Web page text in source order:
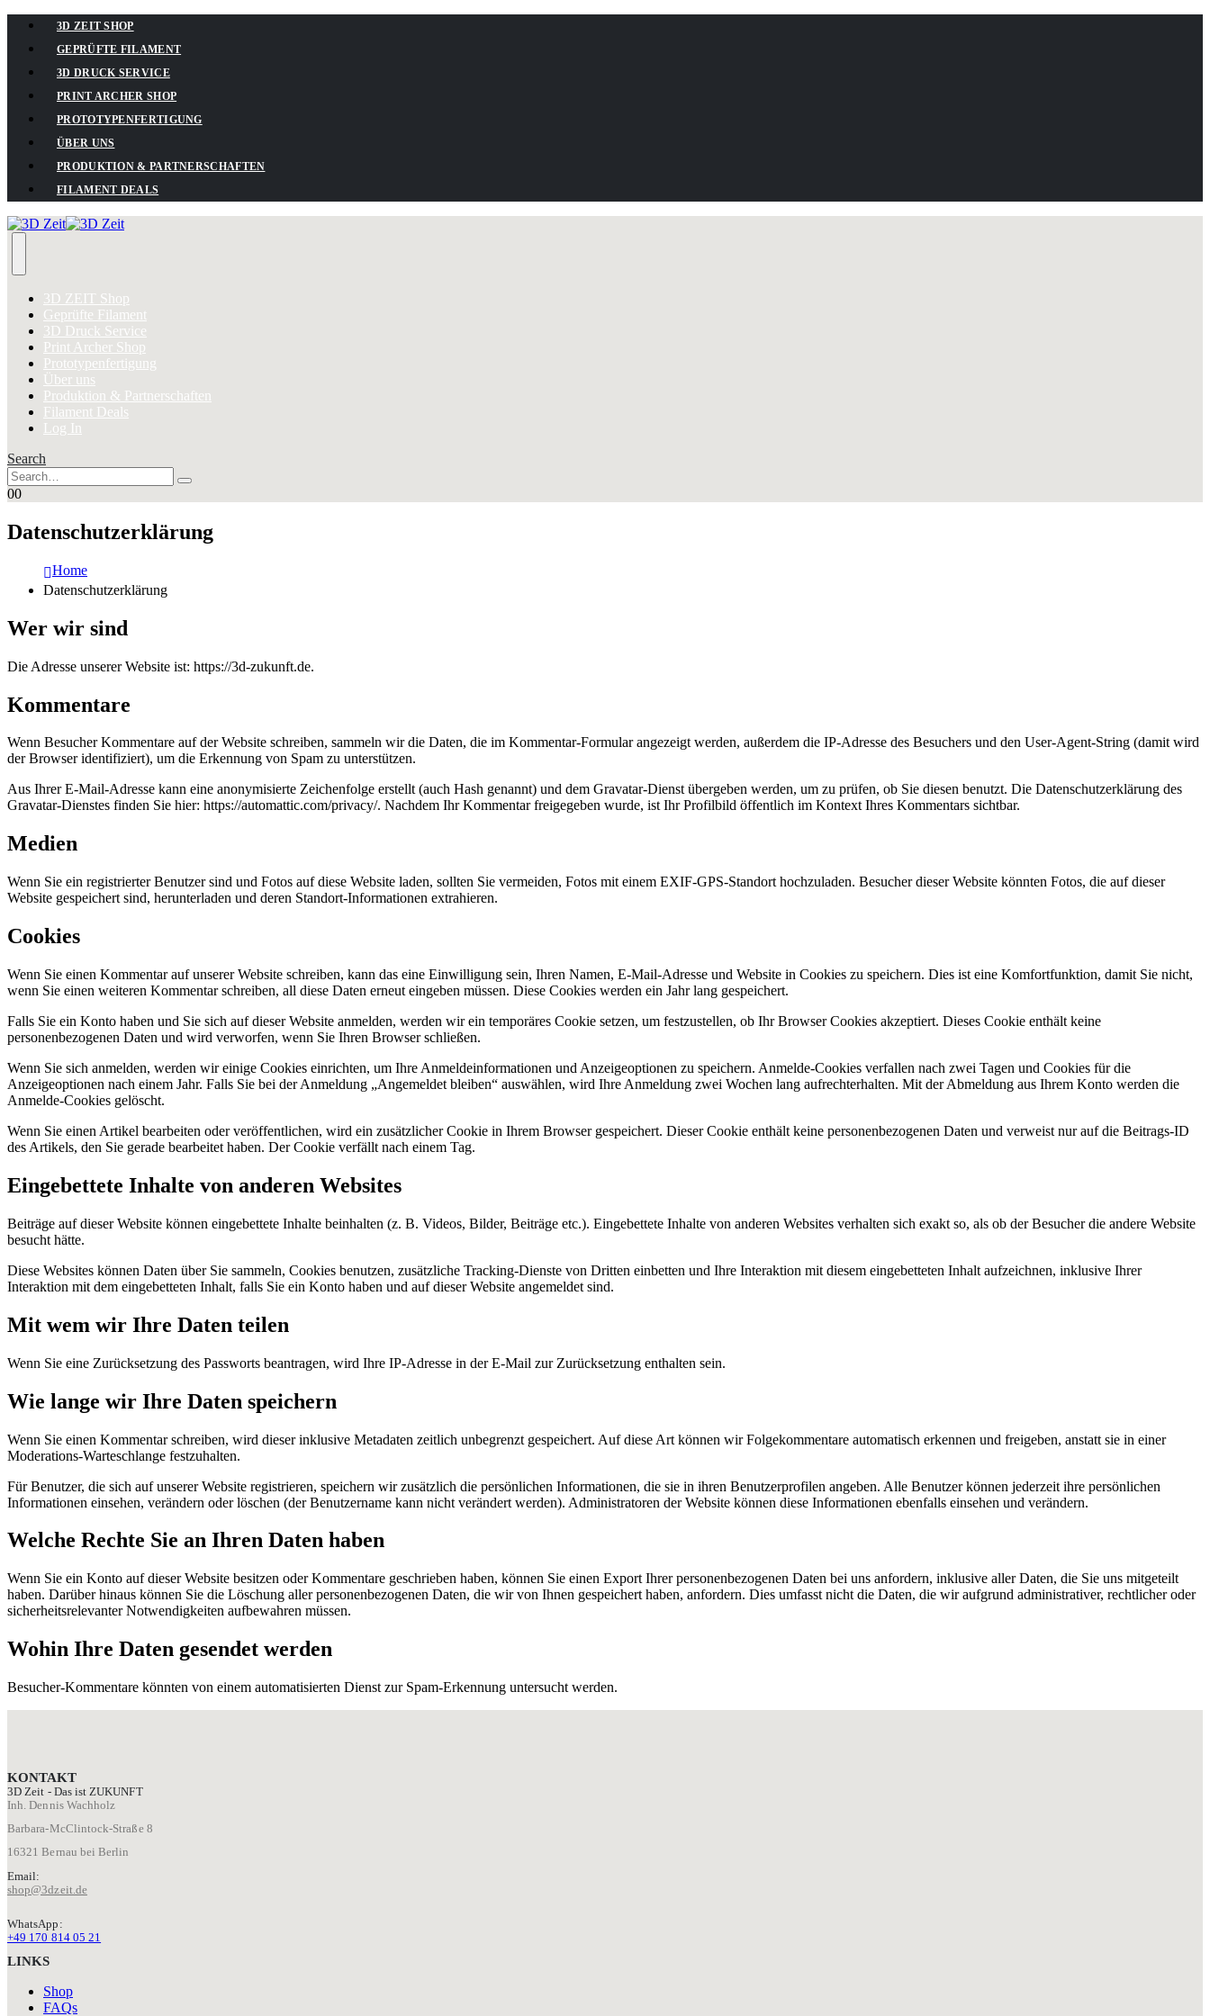
3D ZEIT SHOP
GEPRÜFTE FILAMENT
3D DRUCK SERVICE
PRINT ARCHER SHOP
PROTOTYPENFERTIGUNG
ÜBER UNS
PRODUKTION & PARTNERSCHAFTEN
FILAMENT DEALS
3D ZEIT Shop
Geprüfte Filament
3D Druck Service
Print Archer Shop
Prototypenfertigung
Über uns
Produktion & Partnerschaften
Filament Deals
Log In
Search
00
Datenschutzerklärung
Home
Datenschutzerklärung
Wer wir sind
Die Adresse unserer Website ist: https://3d-zukunft.de.
Kommentare
Wenn Besucher Kommentare auf der Website schreiben, sammeln wir die Daten, die im Kommentar-Formular angezeigt werden, außerdem die IP-Adresse des Besuchers und den User-Agent-String (damit wird
der Browser identifiziert), um die Erkennung von Spam zu unterstützen.
Aus Ihrer E-Mail-Adresse kann eine anonymisierte Zeichenfolge erstellt (auch Hash genannt) und dem Gravatar-Dienst übergeben werden, um zu prüfen, ob Sie diesen benutzt. Die Datenschutzerklärung des
Gravatar-Dienstes finden Sie hier: https://automattic.com/privacy/. Nachdem Ihr Kommentar freigegeben wurde, ist Ihr Profilbild öffentlich im Kontext Ihres Kommentars sichtbar.
Medien
Wenn Sie ein registrierter Benutzer sind und Fotos auf diese Website laden, sollten Sie vermeiden, Fotos mit einem EXIF-GPS-Standort hochzuladen. Besucher dieser Website könnten Fotos, die auf dieser
Website gespeichert sind, herunterladen und deren Standort-Informationen extrahieren.
Cookies
Wenn Sie einen Kommentar auf unserer Website schreiben, kann das eine Einwilligung sein, Ihren Namen, E-Mail-Adresse und Website in Cookies zu speichern. Dies ist eine Komfortfunktion, damit Sie nicht,
wenn Sie einen weiteren Kommentar schreiben, all diese Daten erneut eingeben müssen. Diese Cookies werden ein Jahr lang gespeichert.
Falls Sie ein Konto haben und Sie sich auf dieser Website anmelden, werden wir ein temporäres Cookie setzen, um festzustellen, ob Ihr Browser Cookies akzeptiert. Dieses Cookie enthält keine
personenbezogenen Daten und wird verworfen, wenn Sie Ihren Browser schließen.
Wenn Sie sich anmelden, werden wir einige Cookies einrichten, um Ihre Anmeldeinformationen und Anzeigeoptionen zu speichern. Anmelde-Cookies verfallen nach zwei Tagen und Cookies für die
Anzeigeoptionen nach einem Jahr. Falls Sie bei der Anmeldung „Angemeldet bleiben“ auswählen, wird Ihre Anmeldung zwei Wochen lang aufrechterhalten. Mit der Abmeldung aus Ihrem Konto werden die
Anmelde-Cookies gelöscht.
Wenn Sie einen Artikel bearbeiten oder veröffentlichen, wird ein zusätzlicher Cookie in Ihrem Browser gespeichert. Dieser Cookie enthält keine personenbezogenen Daten und verweist nur auf die Beitrags-ID
des Artikels, den Sie gerade bearbeitet haben. Der Cookie verfällt nach einem Tag.
Eingebettete Inhalte von anderen Websites
Beiträge auf dieser Website können eingebettete Inhalte beinhalten (z. B. Videos, Bilder, Beiträge etc.). Eingebettete Inhalte von anderen Websites verhalten sich exakt so, als ob der Besucher die andere Website
besucht hätte.
Diese Websites können Daten über Sie sammeln, Cookies benutzen, zusätzliche Tracking-Dienste von Dritten einbetten und Ihre Interaktion mit diesem eingebetteten Inhalt aufzeichnen, inklusive Ihrer
Interaktion mit dem eingebetteten Inhalt, falls Sie ein Konto haben und auf dieser Website angemeldet sind.
Mit wem wir Ihre Daten teilen
Wenn Sie eine Zurücksetzung des Passworts beantragen, wird Ihre IP-Adresse in der E-Mail zur Zurücksetzung enthalten sein.
Wie lange wir Ihre Daten speichern
Wenn Sie einen Kommentar schreiben, wird dieser inklusive Metadaten zeitlich unbegrenzt gespeichert. Auf diese Art können wir Folgekommentare automatisch erkennen und freigeben, anstatt sie in einer
Moderations-Warteschlange festzuhalten.
Für Benutzer, die sich auf unserer Website registrieren, speichern wir zusätzlich die persönlichen Informationen, die sie in ihren Benutzerprofilen angeben. Alle Benutzer können jederzeit ihre persönlichen
Informationen einsehen, verändern oder löschen (der Benutzername kann nicht verändert werden). Administratoren der Website können diese Informationen ebenfalls einsehen und verändern.
Welche Rechte Sie an Ihren Daten haben
Wenn Sie ein Konto auf dieser Website besitzen oder Kommentare geschrieben haben, können Sie einen Export Ihrer personenbezogenen Daten bei uns anfordern, inklusive aller Daten, die Sie uns mitgeteilt
haben. Darüber hinaus können Sie die Löschung aller personenbezogenen Daten, die wir von Ihnen gespeichert haben, anfordern. Dies umfasst nicht die Daten, die wir aufgrund administrativer, rechtlicher oder
sicherheitsrelevanter Notwendigkeiten aufbewahren müssen.
Wohin Ihre Daten gesendet werden
Besucher-Kommentare könnten von einem automatisierten Dienst zur Spam-Erkennung untersucht werden.
KONTAKT
3D Zeit - Das ist ZUKUNFT
Inh. Dennis Wachholz
Barbara-McClintock-Straße 8
16321 Bernau bei Berlin
Email:
shop@3dzeit.de
WhatsApp:
+49 170 814 05 21
LINKS
Shop
FAQs